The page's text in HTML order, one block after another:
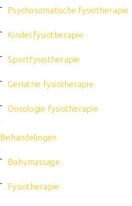
Psychosomatische fysiotherapie
Kinderfysiotherapie
Sportfysiotherapie
Geriatrie fysiotherapie
Oncologie fysiotherapie
Behandelingen
Babymassage
Fysiotherapie